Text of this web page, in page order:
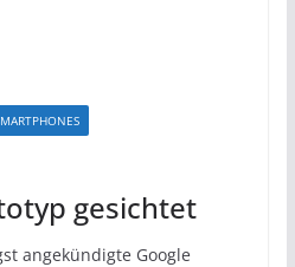
gesichtet
angekündigte Google